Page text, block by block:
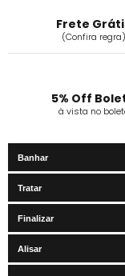
Frete
(Confira regra)
5% Off
à vista no
Banhar
Tratar
Finalizar
Alisar